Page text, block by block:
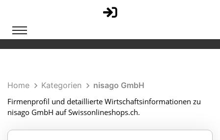
Home Kategorien
nisago GmbH
Firmenprofil und detaillierte Wirtschaftsinformationen zu
nisago GmbH auf Swissonlineshops.ch.